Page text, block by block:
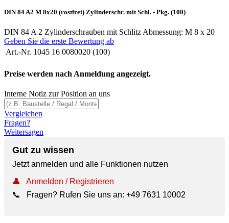
DIN 84 A2 M 8x20 (rostfrei) Zylinderschr. mit Schl. - Pkg. (100)
DIN 84 A 2 Zylinderschrauben mit Schlitz Abmessung: M 8 x 20
Geben Sie die erste Bewertung ab
Art.-Nr. 1045 16 0080020 (100)
Preise werden nach Anmeldung angezeigt.
Interne Notiz zur Position an uns
Vergleichen
Fragen?
Weitersagen
Gut zu wissen
Jetzt anmelden und alle Funktionen nutzen
👤
Anmelden / Registrieren
📞
Fragen? Rufen Sie uns an: +49 7631 10002